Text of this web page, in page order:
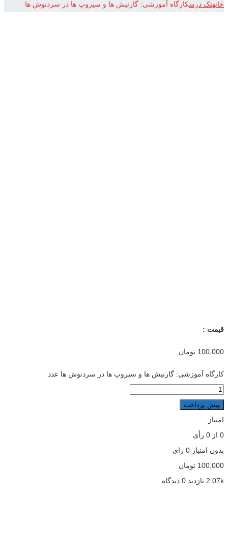
خانهتک درسکارگاه آموزشی: گارنیش ها و سیروپ ها در سردنوش ها
قیمت :
100,000 تومان
کارگاه آموزشی: گارنیش ها و سیروپ ها در سردنوش ها عدد
پیش پرداخت
امتیاز
0 از 0 رأی
بدون امتیاز 0 رای
100,000 تومان
2.07k بازدید